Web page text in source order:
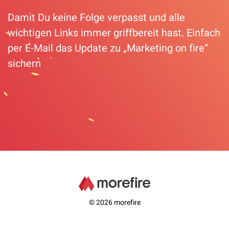
Damit Du keine Folge verpasst und alle
wichtigen Links immer griffbereit hast. Einfach
per E-Mail das Update zu „Marketing on fire“
sichern
© 2026 morefire